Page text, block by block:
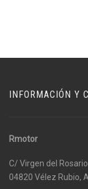
INFORMACIÓN Y
Rmotor
C/ Virgen del
04820 Vélez Rubio,